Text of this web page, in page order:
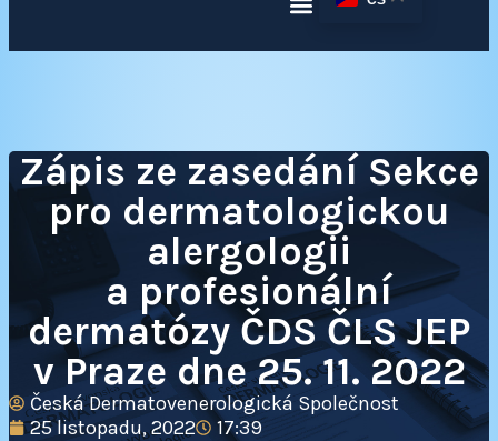
Zápis ze zasedání Sekce
pro dermatologickou
alergologii
a profesionální
dermatózy ČDS ČLS JEP
v Praze dne 25. 11. 2022
Česká Dermatovenerologická Společnost
25 listopadu, 2022
17:39